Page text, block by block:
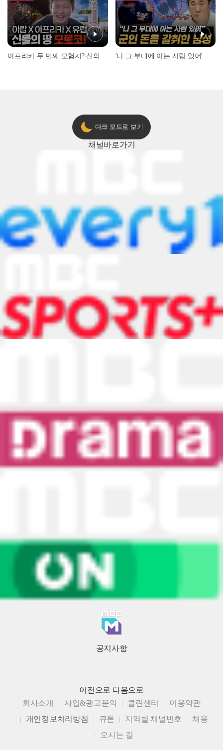
다크 모드로 보기
채널바로가기
공지사항
이전으로 다음으로
회사소개
사업&광고문의 클린센터
이용약관
개인정보처리방침
큐톤 지역별 채널번호
채용
오시는 길